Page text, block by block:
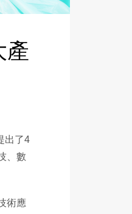
產
出了4
、數
術應